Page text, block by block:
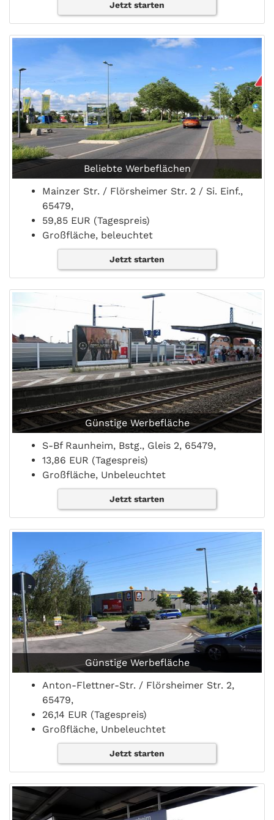
Jetzt starten
Beliebte Werbeflächen
Mainzer Str. / Flörsheimer Str. 2 / Si. Einf.,
65479,
59,85 EUR (Tagespreis)
Großfläche, beleuchtet
Jetzt starten
Günstige Werbefläche
S-Bf Raunheim, Bstg., Gleis 2, 65479,
13,86 EUR (Tagespreis)
Großfläche, Unbeleuchtet
Jetzt starten
Günstige Werbefläche
Anton-Flettner-Str. / Flörsheimer Str. 2,
65479,
26,14 EUR (Tagespreis)
Großfläche, Unbeleuchtet
Jetzt starten